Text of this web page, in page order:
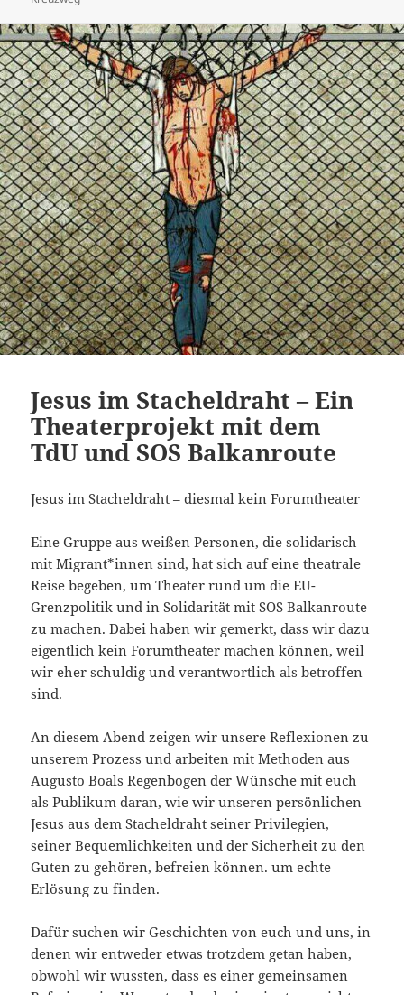
Jesus im Stacheldraht – Ein
Theaterprojekt mit dem
TdU und SOS Balkanroute
Jesus im Stacheldraht – diesmal kein Forumtheater
Eine Gruppe aus weißen Personen, die solidarisch
mit Migrant*innen sind, hat sich auf eine theatrale
Reise begeben, um Theater rund um die EU-
Grenzpolitik und in Solidarität mit SOS Balkanroute
zu machen. Dabei haben wir gemerkt, dass wir dazu
eigentlich kein Forumtheater machen können, weil
wir eher schuldig und verantwortlich als betroffen
sind.
An diesem Abend zeigen wir unsere Reflexionen zu
unserem Prozess und arbeiten mit Methoden aus
Augusto Boals Regenbogen der Wünsche mit euch
als Publikum daran, wie wir unseren persönlichen
Jesus aus dem Stacheldraht seiner Privilegien,
seiner Bequemlichkeiten und der Sicherheit zu den
Guten zu gehören, befreien können. um echte
Erlösung zu finden.
Dafür suchen wir Geschichten von euch und uns, in
denen wir entweder etwas trotzdem getan haben,
obwohl wir wussten, dass es einer gemeinsamen